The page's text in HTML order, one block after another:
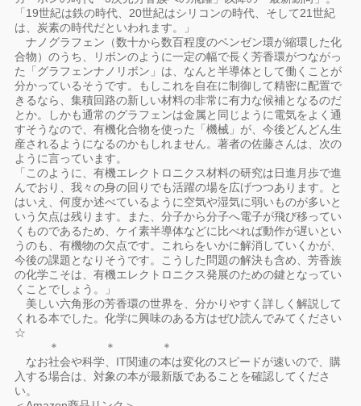
「19世紀は鉄の時代、20世紀はシリコンの時代、そして21世紀
は、炭素の時代だといわれます。」
ナノグラフェン（数十から数百程度のベンゼン環が縮環した化
合物）のうち、リボンのように一定の幅で長く芳香環がつながっ
た「グラフェンナノリボン」は、なんと半導体として働くことが
分かっているそうです。もしこれを自在に制御して精密に配置で
きるなら、集積回路の新しい材料の非常に有力な候補となるのだ
とか。しかも通常のグラフェンは金属と同じように電気をよく通
すそうなので、有機化合物を使った「機械」が、今後どんどん生
産されるようになるのかもしれません。著者の佐藤さんは、次の
ように言っています。
「このように、有機エレクトロニクス材料の研究は日進月歩で進
んでおり、我々の身の回りでも活躍の場を広げつつあります。と
はいえ、何度か述べているように空気や湿気に弱いものが多いと
いう欠点は残ります。また、分子から分子へ電子が飛び移ってい
くものであるため、ケイ素半導体などに比べれば動作が遅いとい
うのも、有機物の欠点です。これらをいかに解消していくかが、
今後の課題となりそうです。こうした問題の解決も含め、芳香族
の化学こそは、有機エレクトロニクス発展のための鍵となってい
くことでしょう。」
美しい六角形の芳香環の世界を、分かりやすく詳しく解説して
くれる本でした。化学に興味のある方はぜひ読んでみてください
☆
＊ ＊ ＊
なお社会や科学、IT関連の本は変化のスピードが速いので、購
入する場合は、対象の本が最新版であることを確認してくださ
い。